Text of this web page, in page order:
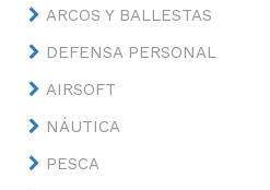
ARCOS Y BALLESTAS
DEFENSA PERSONAL
AIRSOFT
NÁUTICA
PESCA